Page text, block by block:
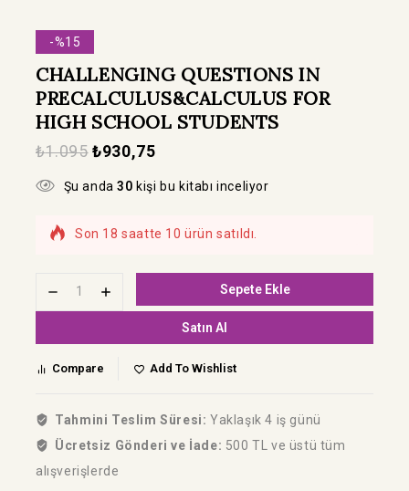
-%15
CHALLENGING QUESTIONS IN
PRECALCULUS&CALCULUS FOR
HIGH SCHOOL STUDENTS
₺1.095 ₺930,75
Şu anda30 kişi bu kitabı inceliyor
Son 18 saatte 10 ürün satıldı.
Sepete Ekle
Satın Al
Compare Add To Wishlist
Tahmini Teslim Süresi: Yaklaşık 4 iş günü
Ücretsiz Gönderi ve İade: 500 TL ve üstü tüm
alışverişlerde